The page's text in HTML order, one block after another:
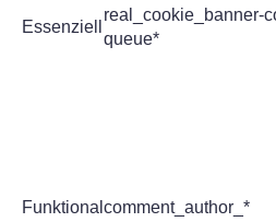
Essenziell
real_cookie_banner-
queue*
Funktional comment_author_*